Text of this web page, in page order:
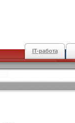
IT-работа